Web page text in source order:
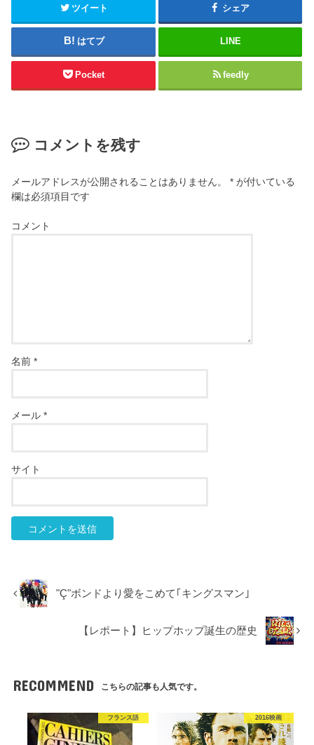
ツイート シェア
はてブ LINE
Pocket feedly
コメントを残す
メールアドレスが公開されることはありません。 * が付いている
欄は必須項目です
コメント
名前*
メール*
サイト
"Ç"ボンドより愛をこめて｢キングスマン｣
【レポート】ヒップホップ誕生の歴史
RECOMMEND こちらの記事も人気です。
フランス語 2016映画